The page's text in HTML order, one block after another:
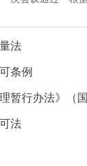
法〉的决定》第
民代表大会常务
表大会常务委员
法
条例
法